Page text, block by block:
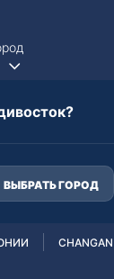
ВЫБРАТЬ ГОРОД
CHANGAN